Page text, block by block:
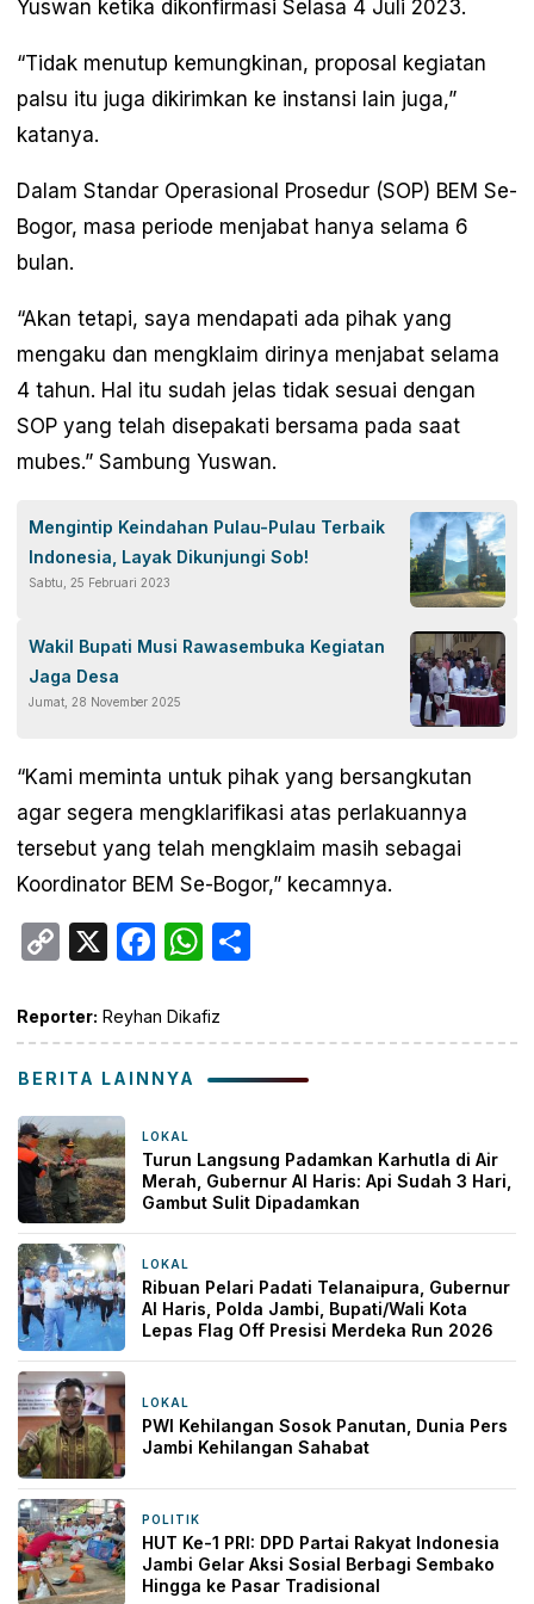
Yuswan ketika dikonfirmasi Selasa 4 Juli 2023.
“Tidak menutup kemungkinan, proposal kegiatan
palsu itu juga dikirimkan ke instansi lain juga,”
katanya.
Dalam Standar Operasional Prosedur (SOP) BEM Se-
Bogor, masa periode menjabat hanya selama 6
bulan.
“Akan tetapi, saya mendapati ada pihak yang
mengaku dan mengklaim dirinya menjabat selama
4 tahun. Hal itu sudah jelas tidak sesuai dengan
SOP yang telah disepakati bersama pada saat
mubes.” Sambung Yuswan.
Mengintip Keindahan Pulau-Pulau Terbaik
Indonesia, Layak Dikunjungi Sob!
Sabtu, 25 Februari 2023
Wakil Bupati Musi Rawasembuka Kegiatan
Jaga Desa
Jumat, 28 November 2025
“Kami meminta untuk pihak yang bersangkutan
agar segera mengklarifikasi atas perlakuannya
tersebut yang telah mengklaim masih sebagai
Koordinator BEM Se-Bogor,” kecamnya.
Copy
X Facebook
WhatsApp
Reporter: Reyhan Dikafiz
BERITA LAINNYA
LOKAL
Turun Langsung Padamkan Karhutla di Air
Merah, Gubernur Al Haris: Api Sudah 3 Hari,
Gambut Sulit Dipadamkan
LOKAL
Ribuan Pelari Padati Telanaipura, Gubernur
Al Haris, Polda Jambi, Bupati/Wali Kota
Lepas Flag Off Presisi Merdeka Run 2026
LOKAL
PWI Kehilangan Sosok Panutan, Dunia Pers
Jambi Kehilangan Sahabat
POLITIK
HUT Ke-1 PRI: DPD Partai Rakyat Indonesia
Jambi Gelar Aksi Sosial Berbagi Sembako
Hingga ke Pasar Tradisional